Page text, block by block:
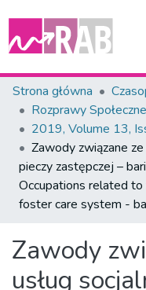
Zespoły i Kolekcje
Statystyka
Całe Repozytorium
Strona główna
Rozprawy
2019, Volume 13,
Zawody związane
pieczy zastępczej –
Occupations related
foster care system -
Zawody
usług